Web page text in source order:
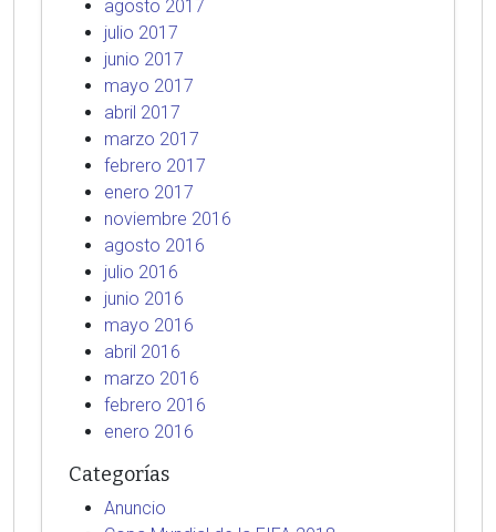
agosto 2017
julio 2017
junio 2017
mayo 2017
abril 2017
marzo 2017
febrero 2017
enero 2017
noviembre 2016
agosto 2016
julio 2016
junio 2016
mayo 2016
abril 2016
marzo 2016
febrero 2016
enero 2016
Categorías
Anuncio